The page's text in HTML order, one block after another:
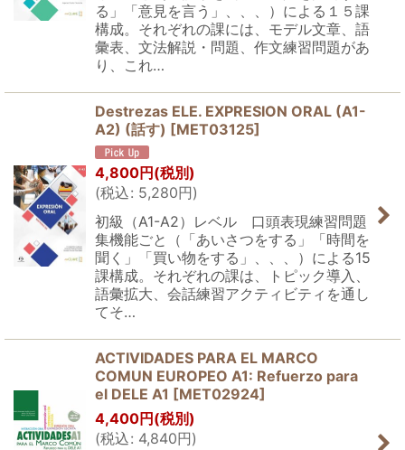
る」「意見を言う」、、、）による１５課
構成。それぞれの課には、モデル文章、語
彙表、文法解説・問題、作文練習問題があ
り、これ…
Destrezas ELE. EXPRESION ORAL (A1-
A2) (話す) [MET03125]
4,800円(税別)
(税込: 5,280円)
初級（A1-A2）レベル 口頭表現練習問題
集機能ごと（「あいさつをする」「時間を
聞く」「買い物をする」、、、）による15
課構成。それぞれの課は、トピック導入、
語彙拡大、会話練習アクティビティを通し
てそ…
ACTIVIDADES PARA EL MARCO
COMUN EUROPEO A1: Refuerzo para
el DELE A1 [MET02924]
4,400円(税別)
(税込: 4,840円)